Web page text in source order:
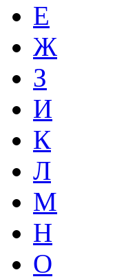
Е
Ж
З
И
К
Л
М
Н
О